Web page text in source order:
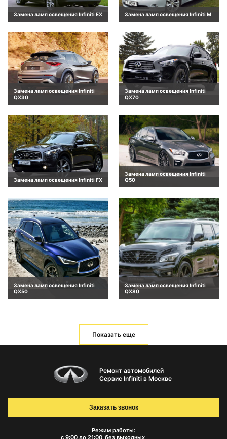
Замена ламп освещения Infiniti EX Замена ламп освещения Infiniti M
Замена ламп освещения Infiniti
QX30
Замена ламп освещения Infiniti
QX70
Замена ламп освещения Infiniti FX
Замена ламп освещения Infiniti
Q50
Замена ламп освещения Infiniti
QX50
Замена ламп освещения Infiniti
QX80
Показать еще
Ремонт автомобилей
Сервис Infiniti в Москве
Режим работы:
с 9:00 до 21:00 без выходных
Заказать звонок